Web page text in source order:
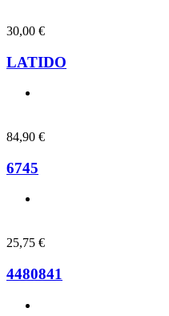
30,00 €
LATIDO
84,90 €
6745
25,75 €
4480841